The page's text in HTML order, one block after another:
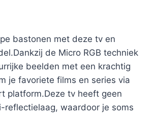
bastonen met deze tv en
de Micro RGB techniek
beelden met een krachtig
je favoriete films en series via
platform.Deze tv heeft geen
reflectielaag, waardoor je soms